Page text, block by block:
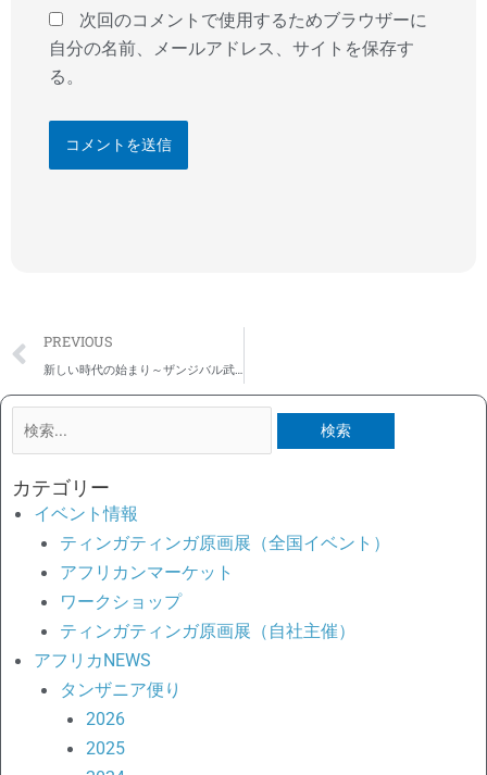
次回のコメントで使用するためブラウザーに
自分の名前、メールアドレス、サイトを保存す
る。
Prev
PREVIOUS
検
対
象:
カテゴリー
イベント情報
ティンガティンガ原画展（全国イベント）
アフリカンマーケット
ワークショップ
ティンガティンガ原画展（自社主催）
アフリカNEWS
タンザニア便り
2026
2025